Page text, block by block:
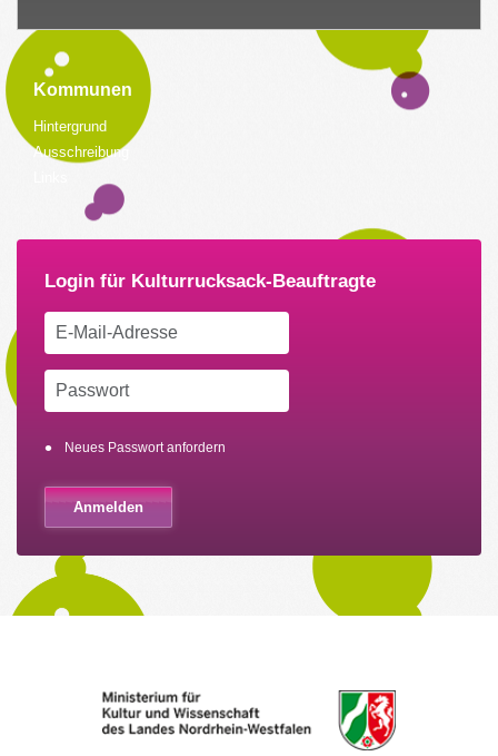
Kommunen
Hintergrund
Ausschreibung
Neues Passwort anfordern